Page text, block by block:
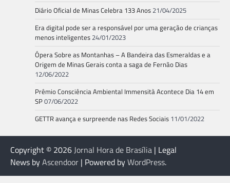
Diário Oficial de Minas Celebra 133 Anos 21/04/2025
Era digital pode ser a responsável por uma geração de crianças
menos inteligentes 24/01/2023
Ópera Sobre as Montanhas – A Bandeira das Esmeraldas e a
Origem de Minas Gerais conta a saga de Fernão Dias
12/06/2022
Prêmio Consciência Ambiental Immensità Acontece Dia 14 em
SP07/06/2022
GETTR avança e surpreende nas Redes Sociais 11/01/2022
Copyright © 2026Jornal Hora de Brasília | Legal
News byAscendoor | Powered byWordPress.